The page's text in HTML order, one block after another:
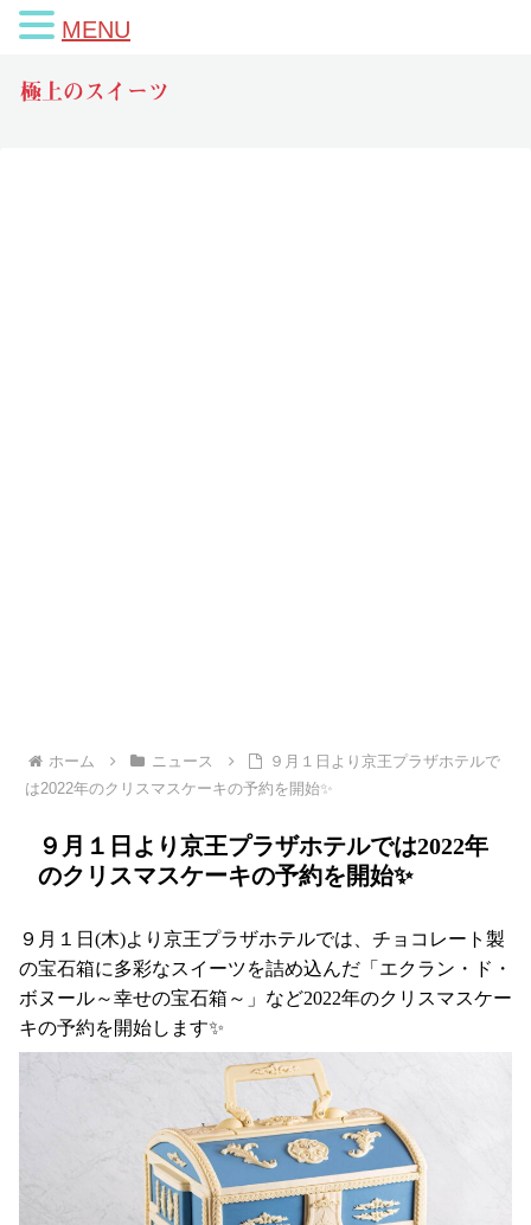
極上のスイーツ
ホーム ニュース
９月１日より京王プラザホテルで
は2022年のクリスマスケーキの予約を開始✨
９月１日より京王プラザホテルでは2022年
のクリスマスケーキの予約を開始✨
９月１日(木)より京王プラザホテルでは、チョコレート製
の宝石箱に多彩なスイーツを詰め込んだ「エクラン・ド・
ボヌール～幸せの宝石箱～」など2022年のクリスマスケー
キの予約を開始します✨
MENU